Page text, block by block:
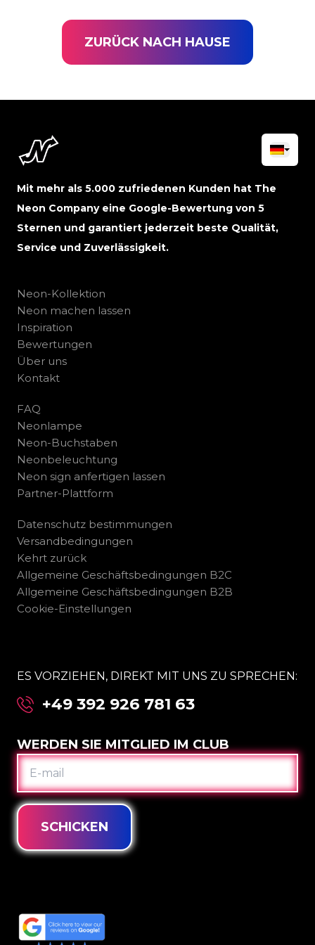
ZURÜCK NACH HAUSE
Mit mehr als 5.000 zufriedenen Kunden hat The
Neon Company eine Google-Bewertung von 5
Sternen und garantiert jederzeit beste Qualität,
Service und Zuverlässigkeit.
Neon-Kollektion
Neon machen lassen
Inspiration
Bewertungen
Über uns
Kontakt
FAQ
Neonlampe
Neon-Buchstaben
Neonbeleuchtung
Neon sign anfertigen lassen
Partner-Plattform
Datenschutz bestimmungen
Versandbedingungen
Kehrt zurück
Allgemeine Geschäftsbedingungen B2C
Allgemeine Geschäftsbedingungen B2B
Cookie-Einstellungen
ES VORZIEHEN, DIREKT MIT UNS ZU SPRECHEN:
+49 392 926 781 63
WERDEN SIE MITGLIED IM CLUB
E-
MAIL
SCHICKEN